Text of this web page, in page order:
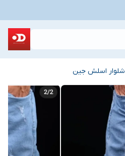
شلوار اسلش جین